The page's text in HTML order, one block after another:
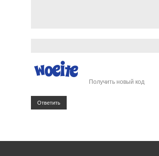
Получить новый код
Ответить